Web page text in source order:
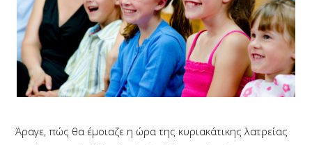
Άραγε, πώς θα έμοιαζε η ώρα της κυριακάτικης λατρείας